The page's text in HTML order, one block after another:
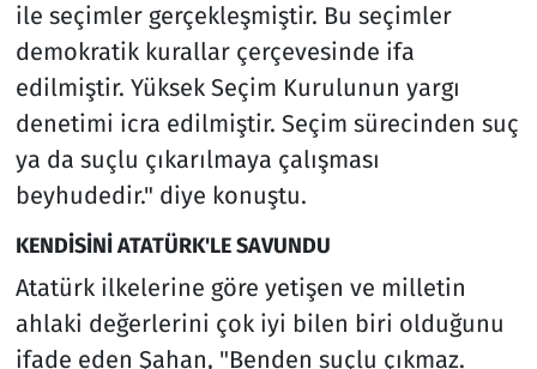
ile seçimler gerçekleşmiştir. Bu seçimler
demokratik kurallar çerçevesinde ifa
edilmiştir. Yüksek Seçim Kurulunun yargı
denetimi icra edilmiştir. Seçim sürecinden suç
ya da suçlu çıkarılmaya çalışması
beyhudedir." diye konuştu.
KENDİSİNİ ATATÜRK'LE SAVUNDU
Atatürk ilkelerine göre yetişen ve milletin
ahlaki değerlerini çok iyi bilen biri olduğunu
ifade eden Şahan, "Benden suçlu çıkmaz.